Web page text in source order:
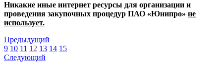
Никакие иные интернет ресурсы для организации и
проведения закупочных процедур ПАО «Юнипро» не
использует.
Предыдущий
9 10 11 12 13 14 15
Следующий